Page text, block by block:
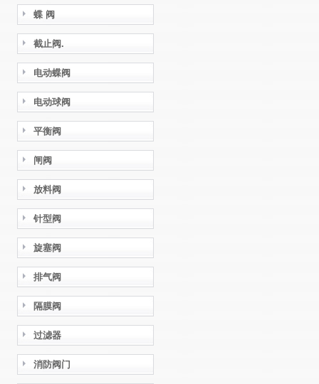
蝶 阀
截止阀.
电动蝶阀
电动球阀
平衡阀
闸阀
放料阀
针型阀
旋塞阀
排气阀
隔膜阀
过滤器
消防阀门